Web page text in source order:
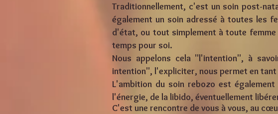
Traditionnellement, c'est un soin post-
également un soin adressé à toutes les
d'état, ou tout simplement à toute
temps pour soi.
Nous appelons cela "l'intention", à
intention", l'expliciter, nous permet en
L'ambition du soin rebozo est
l'énergie, de la libido, éventuellement
C'est une rencontre de vous à vous, au